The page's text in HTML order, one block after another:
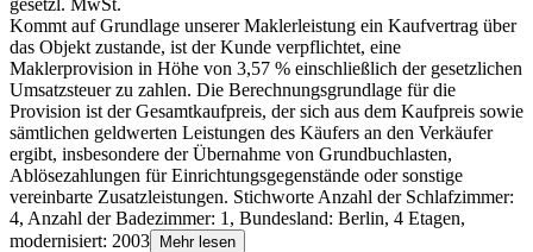
Kommt auf Grundlage unserer Maklerleistung ein Kaufvertrag über
das Objekt zustande, ist der Kunde verpflichtet, eine
Maklerprovision in Höhe von 3,57 % einschließlich der gesetzlichen
Umsatzsteuer zu zahlen. Die Berechnungsgrundlage für die
Provision ist der Gesamtkaufpreis, der sich aus dem Kaufpreis sowie
sämtlichen geldwerten Leistungen des Käufers an den Verkäufer
ergibt, insbesondere der Übernahme von Grundbuchlasten,
Ablösezahlungen für Einrichtungsgegenstände oder sonstige
vereinbarte Zusatzleistungen. Stichworte Anzahl der Schlafzimmer:
4, Anzahl der Badezimmer: 1, Bundesland: Berlin, 4 Etagen,
modernisiert: 2003 Mehr lesen